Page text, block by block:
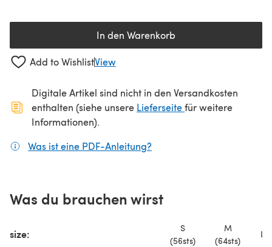
In den Warenkorb
Add to WishlistView
Digitale Artikel sind nicht in den Versandkosten
enthalten (siehe unsere Lieferseite(öffnet sich in
für weitere
Informationen).
Was ist eine PDF-Anleitung?
Was du brauchen wirst
size:
S
(56sts)
M
(64sts)
L